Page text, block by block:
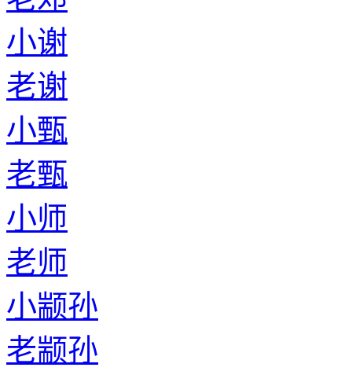
小谢
老谢
小甄
老甄
小师
老师
小颛孙
老颛孙